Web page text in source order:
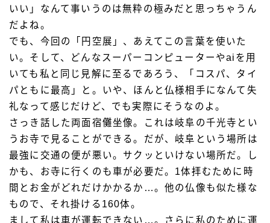
いい」なんて事いうのは無粋の極みだと思っちゃうん
だよね。
でも、今回の「円空展」、あえてこの言葉を使いた
い。そして、どんなスーパーコンピューターやaiを用
いても私と同じ見解に至るであろう、「コスパ、タイ
パともに最高」と。いや、ほんと仏様相手になんて失
礼なって感じだけど、でも実際にそうなのよ。
さっき話した両面宿儺坐像。これは岐阜の千光寺とい
うお寺で見ることができる。だが、岐阜という場所は
最強に交通の便が悪い。サクッといけない場所だ。し
かも、お寺に行くのも車が必要だ。1体拝むために時
間とお金がどれだけかかるか…。他の仏像も似た様な
もので、それ掛ける160体。
まして私は車が運転できない…。さらに私のために運